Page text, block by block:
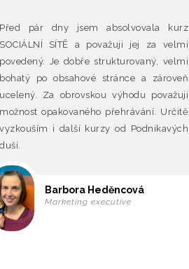
Před pár dny jsem absolvovala kurz
SOCIÁLNÍ SÍTĚ a považuji jej za velmi
povedený. Je dobře strukturovaný, velmi
bohatý po obsahové stránce a zároveň
ucelený. Za obrovskou výhodu považuji
možnost opakovaného přehrávání. Určitě
vyzkouším i další kurzy od Podnikavých
duší.
Barbora Heděncová
Marketing executive